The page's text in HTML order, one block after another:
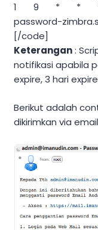
1 9 * * *
password-
[/code]
Keterangan:
notifikasi apabila
expire, 3 hari
Berikut adalah
dikirimkan via email